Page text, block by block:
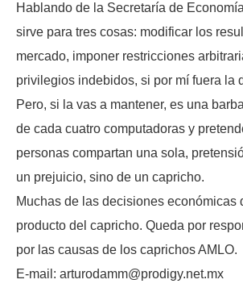
Hablando de la Secretaría de
sirve para tres cosas: modificar los
mercado, imponer restricciones
privilegios indebidos, si por mí fuera la
Pero, si la vas a mantener, es una
de cada cuatro computadoras y
personas compartan una sola,
un prejuicio, sino de un capricho.
Muchas de las decisiones económicas
producto del capricho. Queda por
por las causas de los caprichos AMLO.
E-mail: arturodamm@prodigy.net.mx